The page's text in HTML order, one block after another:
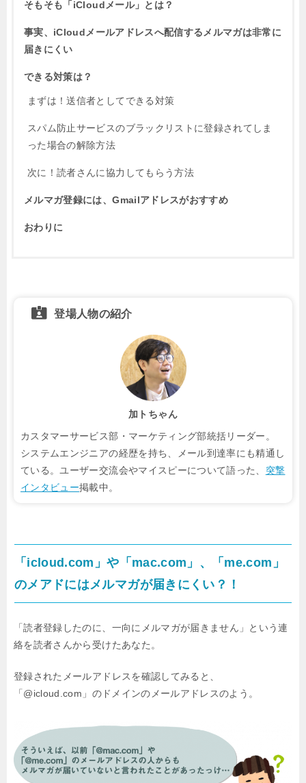
そもそも「iCloudメール」とは？
事実、iCloudメールアドレスへ配信するメルマガは非常に
届きにくい
できる対策は？
まずは！送信者としてできる対策
スパム防止サービスのブラックリストに登録されてしま
った場合の解除方法
次に！読者さんに協力してもらう方法
メルマガ登録には、Gmailアドレスがおすすめ
おわりに
登場人物の紹介
加トちゃん
カスタマーサービス部・マーケティング部統括リーダー。
システムエンジニアの経歴を持ち、メール到達率にも精通し
ている。ユーザー交流会やマイスピーについて語った、 突撃
インタビュー掲載中。
「icloud.com」や「mac.com」、「me.com」
のメアドにはメルマガが届きにくい？！
「読者登録したのに、一向にメルマガが届きません」 という連
絡を読者さんから受けたあなた。
登録されたメールアドレスを確認してみると、
「@icloud.com」のドメインのメールアドレスのよう。